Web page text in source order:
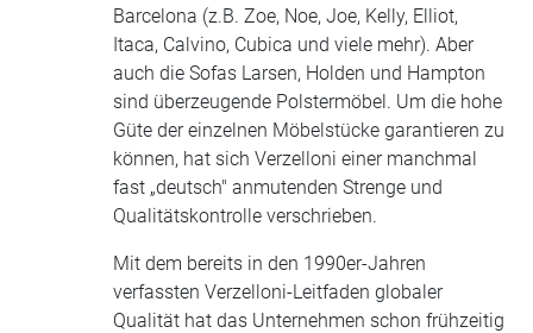
Barcelona (z.B. Zoe, Noe, Joe, Kelly, Elliot,
Itaca, Calvino, Cubica und viele mehr). Aber
auch die Sofas Larsen, Holden und Hampton
sind überzeugende Polstermöbel. Um die hohe
Güte der einzelnen Möbelstücke garantieren zu
können, hat sich Verzelloni einer manchmal
fast „deutsch" anmutenden Strenge und
Qualitätskontrolle verschrieben.
Mit dem bereits in den 1990er-Jahren
verfassten Verzelloni-Leitfaden globaler
Qualität hat das Unternehmen schon frühzeitig